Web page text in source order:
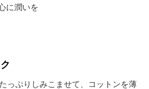
に潤いを
っぷりしみこませて、コットンを薄